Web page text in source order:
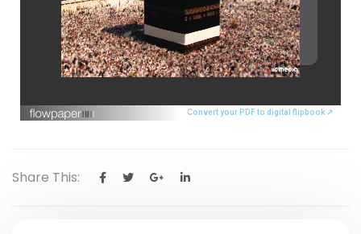
Convert your PDF to digital flipbook ↗
Share This: